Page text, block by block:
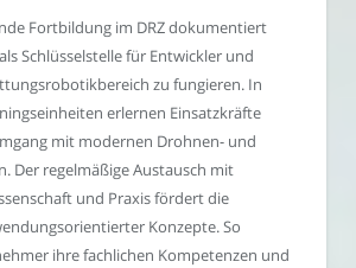
Fortbildung im DRZ dokumentiert
Schlüsselstelle für Entwickler und
zu fungieren. In
erlernen Einsatzkräfte
mit modernen Drohnen- und
Der regelmäßige Austausch mit
und Praxis fördert die
Konzepte. So
ihre fachlichen Kompetenzen und